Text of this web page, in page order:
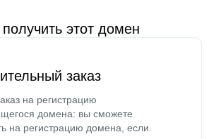
получить этот домен
заказ
на регистрацию
домена: вы сможете
на регистрацию домена, если